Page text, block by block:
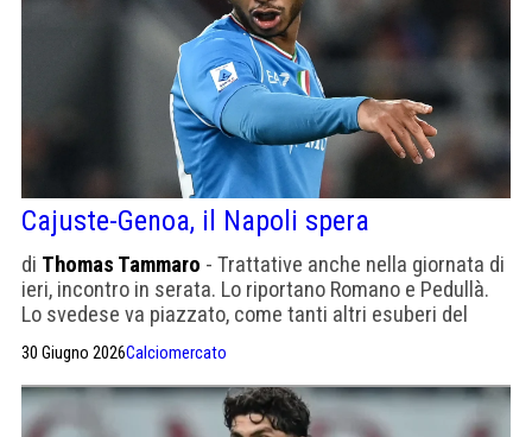
Cajuste-Genoa, il Napoli spera
di Thomas Tammaro - Trattative anche nella giornata di
ieri, incontro in serata. Lo riportano Romano e Pedullà.
Lo svedese va piazzato, come tanti altri esuberi del
30 Giugno 2026Calciomercato